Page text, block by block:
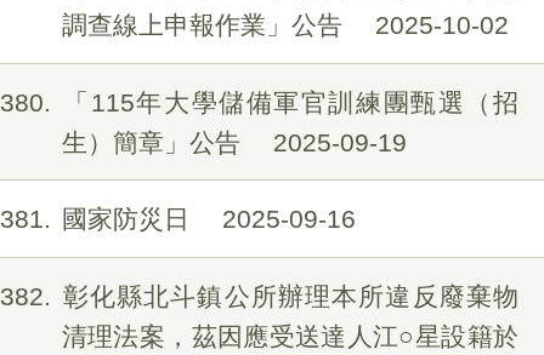
調查線上申報作業」公告
2025-10-02
380
「115年大學儲備軍官訓練團甄選（招
生）簡章」公告
2025-09-19
381 國家防災日 2025-09-16
382
彰化縣北斗鎮公所辦理本所違反廢棄物
清理法案，茲因應受送達人江○星設籍於